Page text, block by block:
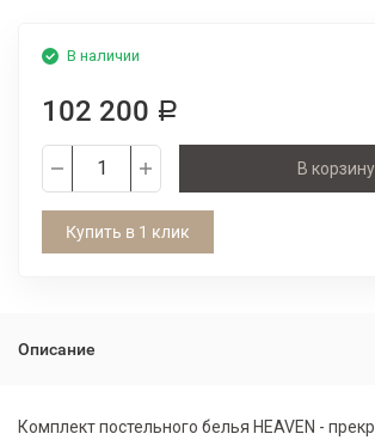
В наличии
102 200 Р
В корзину
Купить в 1 клик
Описание
Комплект постельного белья HEAVEN -